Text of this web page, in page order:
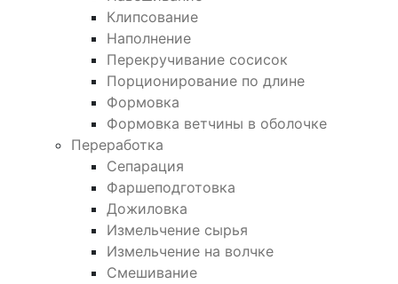
Клипсование
Наполнение
Перекручивание сосисок
Порционирование по длине
Формовка
Формовка ветчины в оболочке
Переработка
Сепарация
Фаршеподготовка
Дожиловка
Измельчение сырья
Измельчение на волчке
Смешивание